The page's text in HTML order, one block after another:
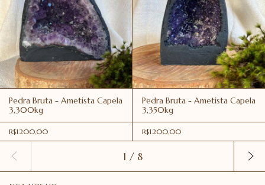
Pedra Bruta - Ametista Capela
3,300kg
R$1.200,00
Pedra Bruta - Ametista Capela
3,350kg
R$1.200,00
1 / 8